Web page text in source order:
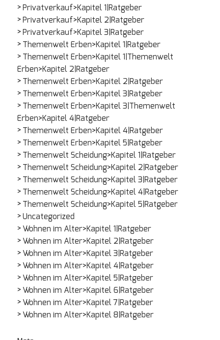
Privatverkauf>Kapitel 1|Ratgeber
Privatverkauf>Kapitel 2|Ratgeber
Privatverkauf>Kapitel 3|Ratgeber
Themenwelt Erben>Kapitel 1|Ratgeber
Themenwelt Erben>Kapitel 1|Themenwelt
Erben>Kapitel 2|Ratgeber
Themenwelt Erben>Kapitel 2|Ratgeber
Themenwelt Erben>Kapitel 3|Ratgeber
Themenwelt Erben>Kapitel 3|Themenwelt
Erben>Kapitel 4|Ratgeber
Themenwelt Erben>Kapitel 4|Ratgeber
Themenwelt Erben>Kapitel 5|Ratgeber
Themenwelt Scheidung>Kapitel 1|Ratgeber
Themenwelt Scheidung>Kapitel 2|Ratgeber
Themenwelt Scheidung>Kapitel 3|Ratgeber
Themenwelt Scheidung>Kapitel 4|Ratgeber
Themenwelt Scheidung>Kapitel 5|Ratgeber
Uncategorized
Wohnen im Alter>Kapitel 1|Ratgeber
Wohnen im Alter>Kapitel 2|Ratgeber
Wohnen im Alter>Kapitel 3|Ratgeber
Wohnen im Alter>Kapitel 4|Ratgeber
Wohnen im Alter>Kapitel 5|Ratgeber
Wohnen im Alter>Kapitel 6|Ratgeber
Wohnen im Alter>Kapitel 7|Ratgeber
Wohnen im Alter>Kapitel 8|Ratgeber